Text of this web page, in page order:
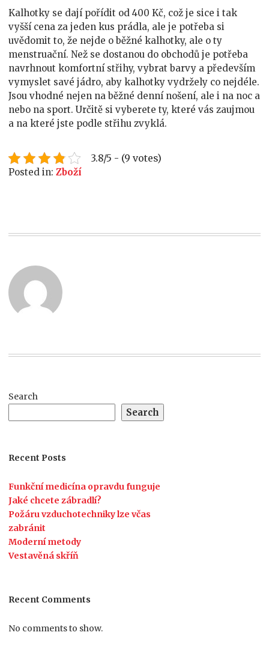
Kalhotky se dají pořídit od 400 Kč, což je sice i tak
vyšší cena za jeden kus prádla, ale je potřeba si
uvědomit to, že nejde o běžné kalhotky, ale o ty
menstruační. Než se dostanou do obchodů je potřeba
navrhnout komfortní střihy, vybrat barvy a především
vymyslet savé jádro, aby kalhotky vydržely co nejdéle.
Jsou vhodné nejen na běžné denní nošení, ale i na noc a
nebo na sport. Určitě si vyberete ty, které vás zaujmou
a na které jste podle střihu zvyklá.
3.8/5 - (9 votes)
Posted in:Zboží
Search
Search
Recent Posts
Funkční medicína opravdu funguje
Jaké chcete zábradlí?
Požáru vzduchotechniky lze včas
zabránit
Moderní metody
Vestavěná skříň
Recent Comments
No comments to show.